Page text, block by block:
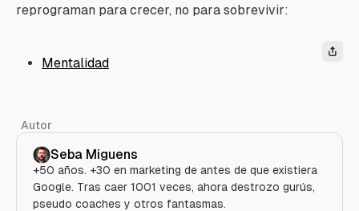
reprograman para crecer, no para sobrevivir:
Mentalidad
Autor
Seba Miguens
+50 años. +30 en marketing de antes de que existiera
Google. Tras caer 1001 veces, ahora destrozo gurús,
pseudo coaches y otros fantasmas.